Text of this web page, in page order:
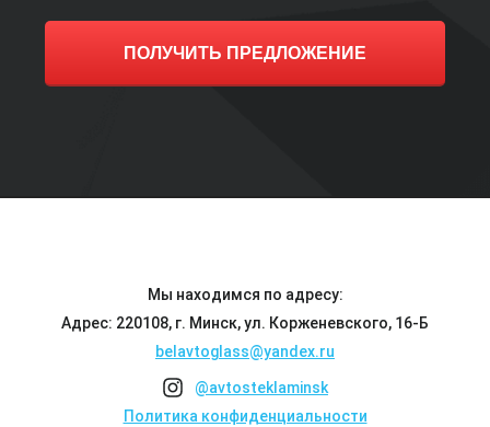
ПОЛУЧИТЬ ПРЕДЛОЖЕНИЕ
Мы находимся по адресу:
Адрес: 220108, г. Минск, ул. Корженевского, 16-Б
belavtoglass@yandex.ru
@avtosteklaminsk
Политика конфиденциальности